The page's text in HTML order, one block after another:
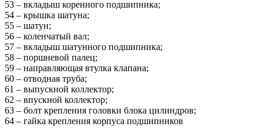
53 – вкладыш коренного подшипника;
54 – крышка шатуна;
55 – шатун;
56 – коленчатый вал;
57 – вкладыш шатунного подшипника;
58 – поршневой палец;
59 – направляющая втулка клапана;
60 – отводная труба;
61 – выпускной коллектор;
62 – впускной коллектор;
63 – болт крепления головки блока цилиндров;
64 – гайка крепления корпуса подшипников